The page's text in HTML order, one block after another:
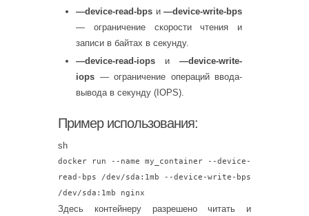
—device-read-bps и —device-write-bps
— ограничение скорости чтения и
записи в байтах в секунду.
—device-read-iops и —device-write-
iops — ограничение операций ввода-
вывода в секунду (IOPS).
Пример использования:
sh
docker run --name my_container --device-
read-bps /dev/sda:1mb --device-write-bps
/dev/sda:1mb nginx
Здесь контейнеру разрешено читать и